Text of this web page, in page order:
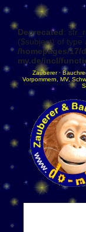
Deprecated:
($subject) of type
/homepages/17/
mv.de/incl/
Zauberer·
Vorpommern
MV,